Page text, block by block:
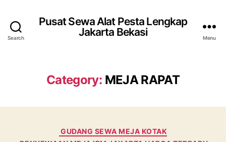
Search
Pusat Sewa Alat Pesta Lengkap
Jakarta Bekasi
Menu
Category: MEJA RAPAT
Categories
GUDANG SEWA MEJA KOTAK